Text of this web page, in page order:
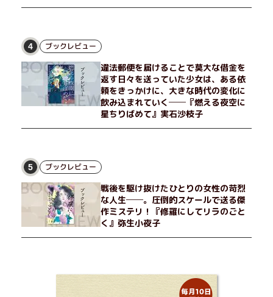
4 ブックレビュー
違法郵便を届けることで莫大な借金を
返す日々を送っていた少女は、ある依
頼をきっかけに、大きな時代の変化に
飲み込まれていく──『燃える夜空に
星ちりばめて』実石沙枝子
5 ブックレビュー
戦後を駆け抜けたひとりの女性の苛烈
な人生──。圧倒的スケールで送る傑
作ミステリ！『修羅にしてリラのごと
く』弥生小夜子